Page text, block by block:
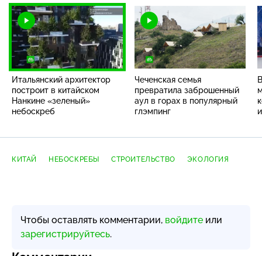
Итальянский архитектор
построит в китайском
Нанкине «зеленый»
небоскреб
Чеченская семья
превратила заброшенный
аул в горах в популярный
глэмпинг
КИТАЙ НЕБОСКРЕБЫ СТРОИТЕЛЬСТВО ЭКОЛОГИЯ
Чтобы оставлять комментарии, войдите или
зарегистрируйтесь.